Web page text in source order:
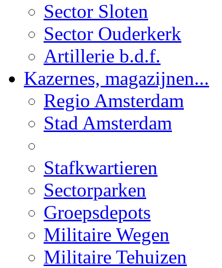
Sector Sloten
Sector Ouderkerk
Artillerie b.d.f.
Kazernes, magazijnen...
Regio Amsterdam
Stad Amsterdam
Stafkwartieren
Sectorparken
Groepsdepots
Militaire Wegen
Militaire Tehuizen